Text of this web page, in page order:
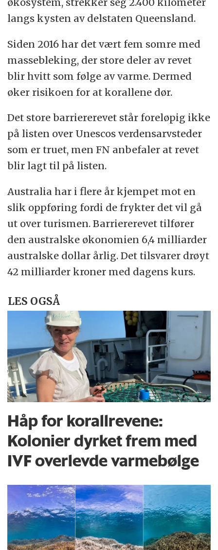
langs kysten av delstaten Queensland.
Siden 2016 har det vært fem somre med
massebleking, der store deler av revet
blir hvitt som følge av varme. Dermed
øker risikoen for at korallene dør.
Det store barriererevet står foreløpig ikke
på listen over Unescos verdensarvsteder
som er truet, men FN anbefaler at revet
blir lagt til på listen.
Australia har i flere år kjempet mot en
slik oppføring fordi de frykter det vil gå
ut over turismen. Barriererevet tilfører
den australske økonomien 6,4 milliarder
australske dollar årlig. Det tilsvarer drøyt
42 milliarder kroner med dagens kurs.
LES OGSÅ
Håp for korallrevene:
Kolonier dyrket frem med
IVF overlevde varmebølge